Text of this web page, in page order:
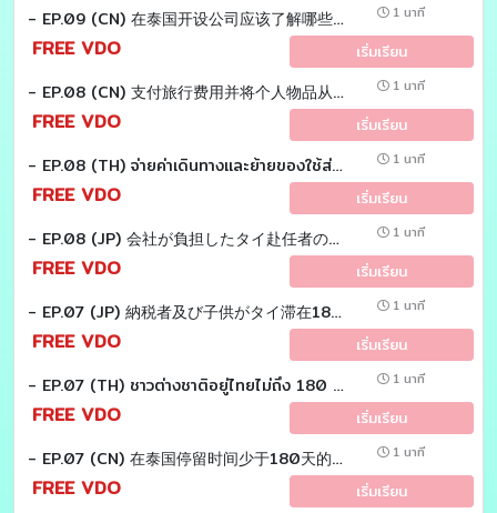
- EP.09 (CN) 在泰国开设公司应该了解哪些税务？ 1 นาที
FREE VDO เริ่มเรียน
- EP.08 (CN) 支付旅行费用并将个人物品从海外运入泰国。 应该算员工收入吗？ 1 นาที
FREE VDO เริ่มเรียน
- EP.08 (TH) จ่ายค่าเดินทางเเละย้ายของใช้ส่วนตัวจากต่างประเทศเข้ามาไทย ต้องถือเป็นเงินได้พนักงานหรือไม่? 1 นาที
FREE VDO เริ่มเรียน
- EP.08 (JP) 会社が負担したタイ赴任者の航空券代および 引っ越し費用は個人所得税の課税対象となるのでしょうか？ 1 นาที
FREE VDO เริ่มเรียน
- EP.07 (JP) 納税者及び子供がタイ滞在180日未満の場合、 扶養控除の適用が可能か。 Tax EZ sensei 1 นาที
FREE VDO เริ่มเรียน
- EP.07 (TH) ชาวต่างชาติอยู่ไทยไม่ถึง 180 วัน หักลดหย่อน คู่สมรสเเละบุตรได้หรือไม่? Tax EZ sensei 1 นาที
FREE VDO เริ่มเรียน
- EP.07 (CN) 在泰国停留时间少于180天的外国人 配偶和子女可以扣除吗 ？ Tax EZ LAOSHI 1 นาที
FREE VDO เริ่มเรียน